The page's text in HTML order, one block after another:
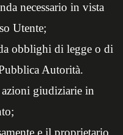
necessario in vista
Utente;
obblighi di legge o di
Autorità.
giudiziarie in
e il proprietario